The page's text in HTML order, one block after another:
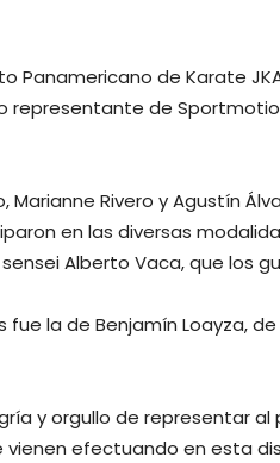
Panamericano de Karate
representante de
Marianne Rivero y Agustín
en las diversas
Alberto Vaca, que los
la de Benjamín Loayza, de
y orgullo de representar
efectuando en esta